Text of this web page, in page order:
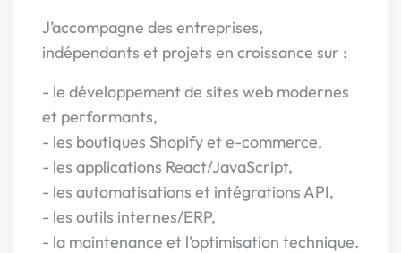
J’accompagne des entreprises,
indépendants et projets en croissance sur :
- le développement de sites web modernes
et performants,
- les boutiques Shopify et e-commerce,
- les applications React/JavaScript,
- les automatisations et intégrations API,
- les outils internes/ERP,
- la maintenance et l’optimisation technique.